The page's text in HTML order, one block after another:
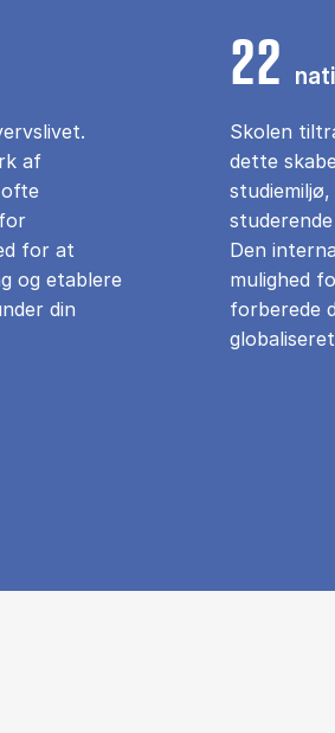
af
for at
og etablere
din
22
Skolen
dette
Den
mulighed
forberede